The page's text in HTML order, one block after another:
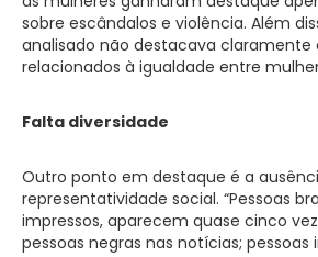
sobre escândalos e violência. Além
analisado não destacava claramente
relacionados à igualdade entre
Falta diversidade
Outro ponto em destaque é a
representatividade social. “Pessoas
impressos, aparecem quase cinco
pessoas negras nas notícias; pessoas